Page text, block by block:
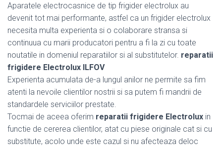
Aparatele electrocasnice de tip frigider electrolux au
devenit tot mai performante, astfel ca un frigider electrolux
necesita multa experienta si o colaborare stransa si
continuua cu marii producatori pentru a fi la zi cu toate
noutatile in domeniul reparatiilor si al substitutelor. reparatii
frigidere Electrolux ILFOV
Experienta acumulata de-a lungul anilor ne permite sa fim
atenti la nevoile clientilor nostrii si sa putem fi mandrii de
standardele serviciilor prestate.
Tocmai de aceea oferim reparatii frigidere Electrolux in
functie de cererea clientilor, atat cu piese originale cat si cu
substitute, acolo unde este cazul si nu afecteaza deloc